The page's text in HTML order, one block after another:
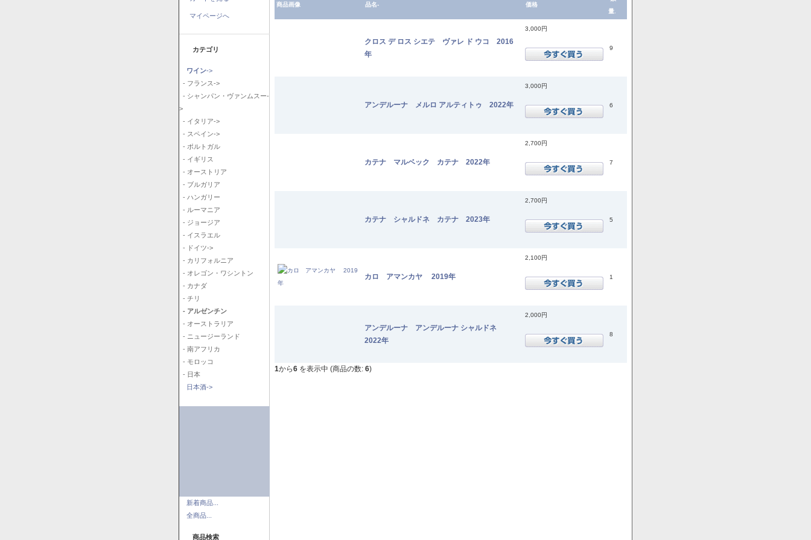
マイページへ
カテゴリ
ワイン->
- フランス->
- シャンパン・ヴァンムスー-
>
- イタリア->
- スペイン->
- ポルトガル
- イギリス
- オーストリア
- ブルガリア
- ハンガリー
- ルーマニア
- ジョージア
- イスラエル
- ドイツ->
- カリフォルニア
- オレゴン・ワシントン
- カナダ
- チリ
- アルゼンチン
- オーストラリア
- ニュージーランド
- 南アフリカ
- モロッコ
- 日本
日本酒->
新着商品...
全商品...
商品検索
商品画像 品名- 価格
量.
クロス デ ロス シエテ ヴァレ ド ウコ 2016
年
3,000円
9
アンデルーナ メルロ アルティトゥ 2022年
3,000円
6
カテナ マルベック カテナ 2022年
2,700円
7
カテナ シャルドネ カテナ 2023年
2,700円
5
カロ アマンカヤ 2019年
2,100円
1
アンデルーナ アンデルーナ シャルドネ
2022年
2,000円
8
1から6 を表示中 (商品の数: 6)